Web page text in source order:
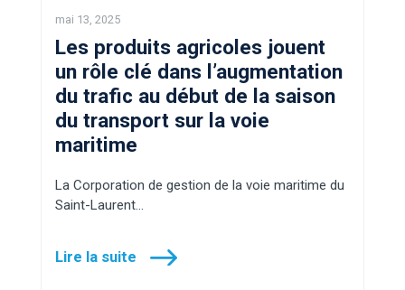
mai 13, 2025
Les produits agricoles jouent
un rôle clé dans l’augmentation
du trafic au début de la saison
du transport sur la voie
maritime
La Corporation de gestion de la voie maritime du
Saint-Laurent…
Lire la suite